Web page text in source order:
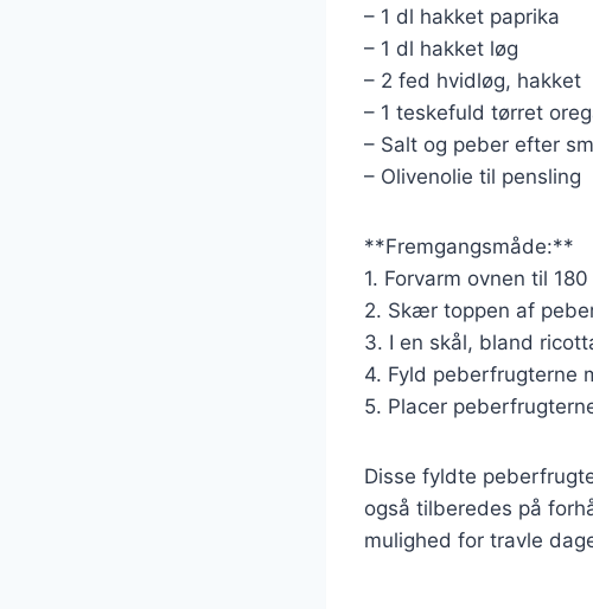
– 1 dl hakket paprika
– 1 dl hakket løg
– 2 fed hvidløg, hakket
– 1 teskefuld tørret
– Salt og peber efter
– Olivenolie til pensling
**Fremgangsmåde:**
1. Forvarm ovnen til
2. Skær toppen af
3. I en skål, bland
4. Fyld peberfrugterne
5. Placer
Disse fyldte
også tilberedes på
mulighed for travle